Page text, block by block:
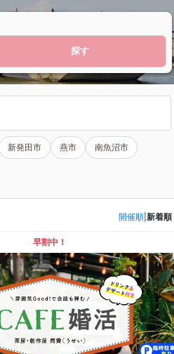
探す
新発田市 燕市 南魚沼市
開催順 新着順
早割中！